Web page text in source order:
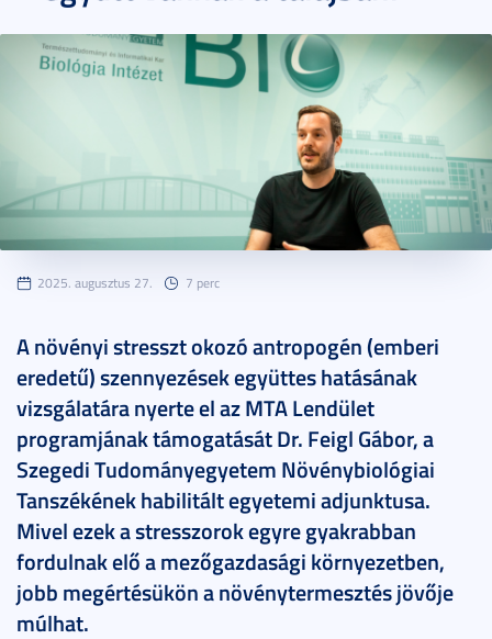
2025. augusztus 27. 7 perc
A növényi stresszt okozó antropogén (emberi
eredetű) szennyezések együttes hatásának
vizsgálatára nyerte el az MTA Lendület
programjának támogatását Dr. Feigl Gábor, a
Szegedi Tudományegyetem Növénybiológiai
Tanszékének habilitált egyetemi adjunktusa.
Mivel ezek a stresszorok egyre gyakrabban
fordulnak elő a mezőgazdasági környezetben,
jobb megértésükön a növénytermesztés jövője
múlhat.